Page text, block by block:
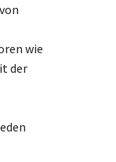
wie
der